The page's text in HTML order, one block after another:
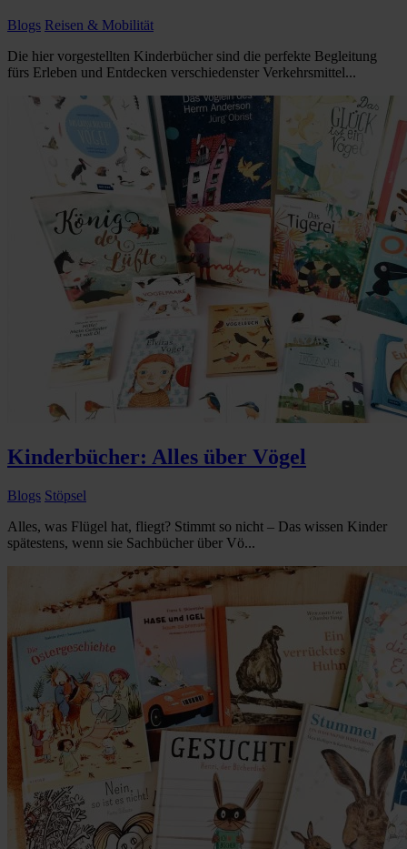
Blogs Reisen & Mobilität
Die hier vorgestellten Kinderbücher sind die perfekte Begleitung
fürs Erleben und Entdecken verschiedenster Verkehrsmittel...
Kinderbücher: Alles über Vögel
Blogs Stöpsel
Alles, was Flügel hat, fliegt? Stimmt so nicht – Das wissen Kinder
spätestens, wenn sie Sachbücher über Vö...